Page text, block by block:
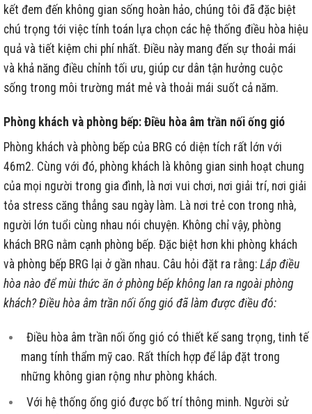
kết đem đến không gian sống hoàn hảo, chúng tôi đã đặc biệt
chú trọng tới việc tính toán lựa chọn các hệ thống điều hòa hiệu
quả và tiết kiệm chi phí nhất. Điều này mang đến sự thoải mái
và khả năng điều chỉnh tối ưu, giúp cư dân tận hưởng cuộc
sống trong môi trường mát mẻ và thoải mái suốt cả năm.
Phòng khách và phòng bếp: Điều hòa âm trần nối ống gió
Phòng khách và phòng bếp của BRG có diện tích rất lớn với
46m2. Cùng với đó, phòng khách là không gian sinh hoạt chung
của mọi người trong gia đình, là nơi vui chơi, nơi giải trí, nơi giải
tỏa stress căng thẳng sau ngày làm. Là nơi trẻ con trong nhà,
người lớn tuổi cùng nhau nói chuyện. Không chỉ vậy, phòng
khách BRG nằm cạnh phòng bếp. Đặc biệt hơn khi phòng khách
và phòng bếp BRG lại ở gần nhau. Câu hỏi đặt ra rằng: Lắp điều
hòa nào để mùi thức ăn ở phòng bếp không lan ra ngoài phòng
khách? Điều hòa âm trần nối ống gió đã làm được điều đó:
Điều hòa âm trần nối ống gió có thiết kế sang trọng, tinh tế
mang tính thẩm mỹ cao. Rất thích hợp để lắp đặt trong
những không gian rộng như phòng khách.
Với hệ thống ống gió được bố trí thông minh. Người sử